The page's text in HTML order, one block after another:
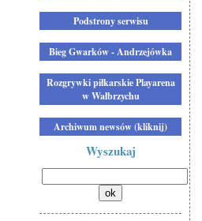
Podstrony serwisu
Bieg Gwarków - Andrzejówka
Rozgrywki piłkarskie Playarena
w Wałbrzychu
Archiwum newsów (kliknij)
Wyszukaj